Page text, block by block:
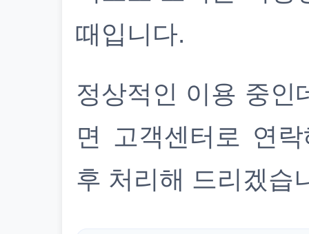
때입니다.
정상적인 이용 중인
면 고객센터로 연
후 처리해 드리겠습